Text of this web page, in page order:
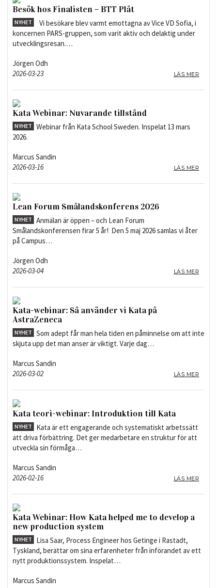
Besök hos Finalisten – BTT Plåt
NYHET
Vi besökare blev varmt emottagna av Vice VD Sofia, i
koncernen PARS-gruppen, som varit aktiv och delaktig under
utvecklingsresan.…
Jörgen Odh
LÄS MER
2026-03-23
Kata Webinar: Nuvarande tillstånd
NYHET
Webinar från Kata School Sweden. Inspelat 13 mars
2026.
Marcus Sandin
LÄS MER
2026-03-16
Lean Forum Smålandskonferens 2026
NYHET
Anmälan är öppen – och Lean Forum
Smålandskonferensen firar 5 år! Den 5 maj 2026 samlas vi åter
på Campus…
Jörgen Odh
LÄS MER
2026-03-04
Kata-webinar: Så använder vi Kata på
AstraZeneca
NYHET
Som adept får man hela tiden en påminnelse om att inte
skjuta upp det man anser är viktigt. Varje dag…
Marcus Sandin
LÄS MER
2026-03-02
Kata teori-webinar: Introduktion till Kata
NYHET
Kata är ett engagerande och systematiskt arbetssätt
att driva förbättring. Det ger medarbetare en struktur för att
utveckla sin förmåga…
Marcus Sandin
LÄS MER
2026-02-16
Kata Webinar: How Kata helped me to develop a
new production system
NYHET
Lisa Saar, Process Engineer hos Getinge i Rastadt,
Tyskland, berättar om sina erfarenheter från införandet av ett
nytt produktionssystem. Inspelat…
Marcus Sandin